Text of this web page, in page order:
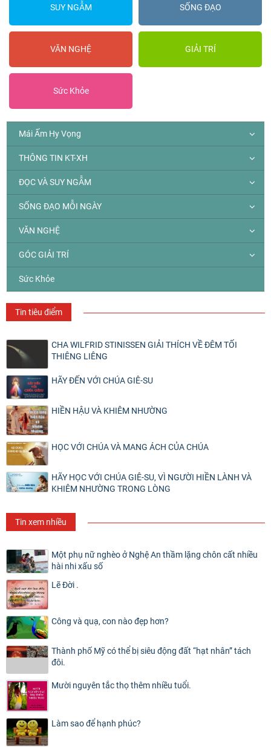
SUY NGẪM SỐNG ĐẠO
VĂN NGHỆ GIẢI TRÍ
Sức Khỏe
Mái Ấm Hy Vọng
THÔNG TIN KT-XH
ĐỌC VÀ SUY NGẪM
SỐNG ĐẠO MỖI NGÀY
VĂN NGHỆ
GÓC GIẢI TRÍ
Sức Khỏe
Tin tiêu điểm
CHA WILFRID STINISSEN GIẢI THÍCH VỀ ĐÊM TỐI
THIÊNG LIÊNG
HÃY ĐẾN VỚI CHÚA GIÊ-SU
HIỀN HẬU VÀ KHIÊM NHƯỜNG
HỌC VỚI CHÚA VÀ MANG ÁCH CỦA CHÚA
HÃY HỌC VỚI CHÚA GIÊ-SU, VÌ NGƯỜI HIỀN LÀNH VÀ
KHIÊM NHƯỜNG TRONG LÒNG
Tin xem nhiều
Một phụ nữ nghèo ở Nghệ An thầm lặng chôn cất nhiều
hài nhi xấu số
Lẽ Đời .
Công và quạ, con nào đẹp hơn?
Thành phố Mỹ có thể bị siêu động đất “hạt nhân” tách
đôi.
Mười nguyên tắc thọ thêm nhiều tuổi.
Làm sao để hạnh phúc?